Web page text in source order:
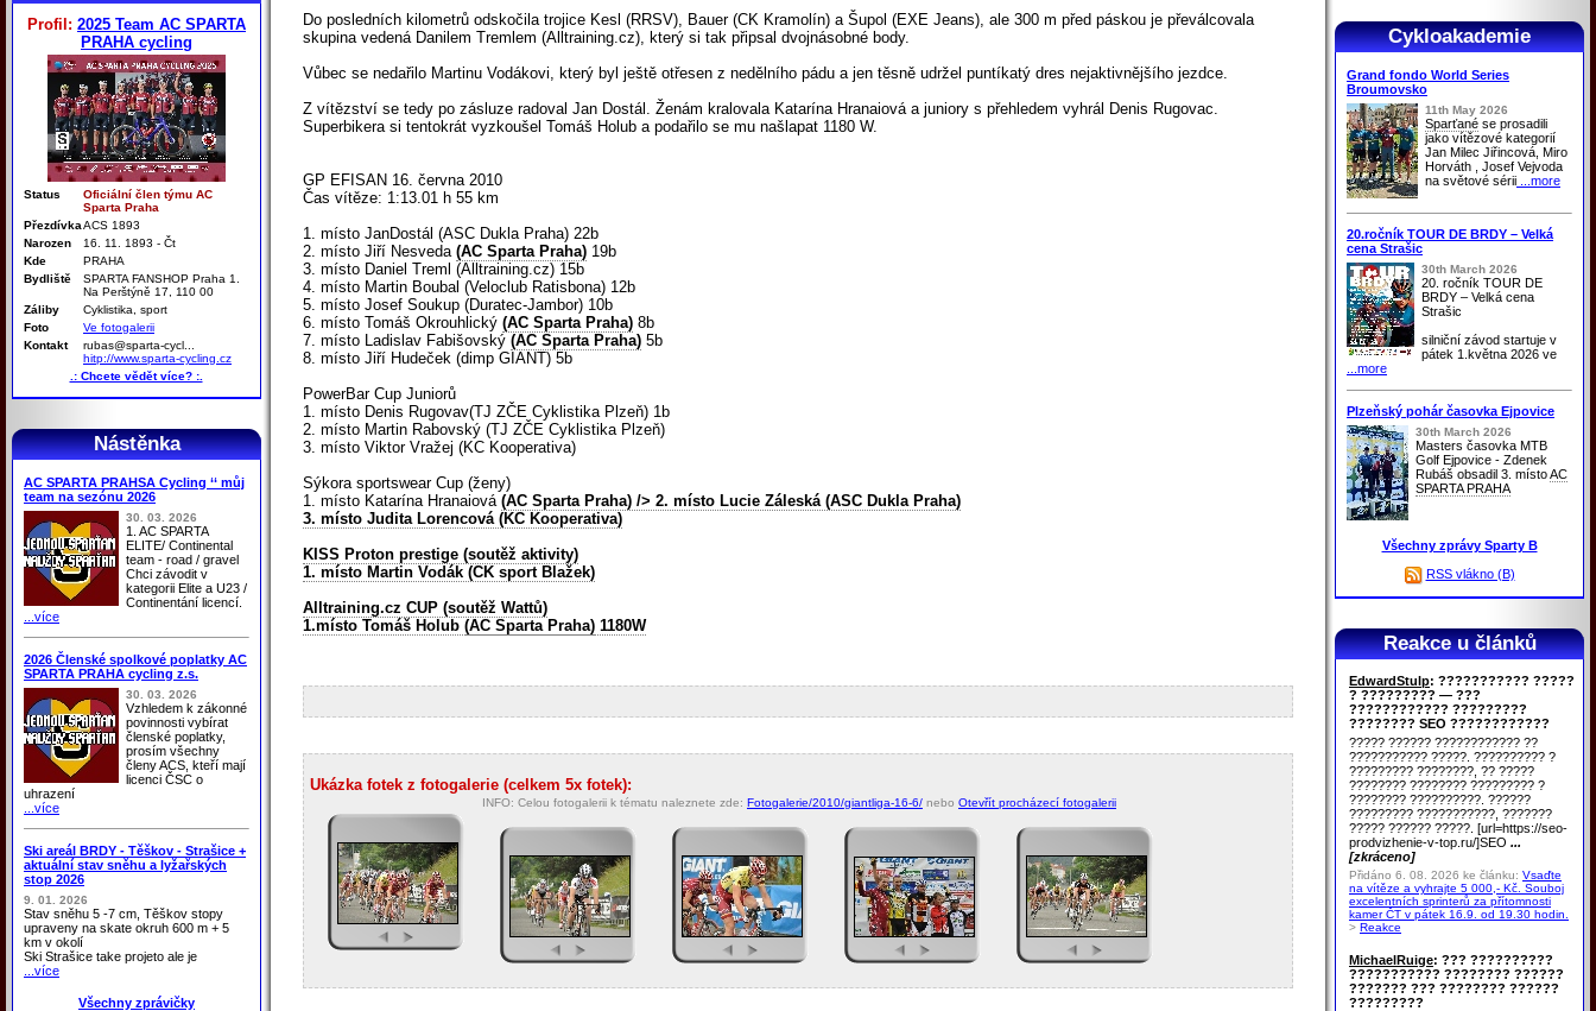
Profil: 2025 Team AC SPARTA
PRAHA cycling
Status
Oficiální člen týmu AC
Sparta Praha
PřezdívkaACS 1893
Narozen
16. 11. 1893 - Čt
Kde
PRAHA
Bydliště
SPARTA FANSHOP Praha 1.
Na Perštýně 17, 110 00
Záliby
Cyklistika, sport
Foto
Ve fotogalerii
Kontakt
rubas@sparta-cycl...
hitp://www.sparta-cycling.cz
.: Chcete vědět více? :.
Nástěnka
AC SPARTA PRAHSA Cycling ‘‘ můj
team na sezónu 2026
30. 03. 2026
1. AC SPARTA
ELITE/ Continental
team - road / gravel
Chci závodit v
kategorii Elite a U23 /
Continentání licencí.
...více
2026 Členské spolkové poplatky AC
SPARTA PRAHA cycling z.s.
30. 03. 2026
Vzhledem k zákonné
povinnosti vybírat
členské poplatky,
prosím všechny
členy ACS, kteří mají
licenci ČSC o
uhrazení
...více
Ski areál BRDY - Těškov - Strašice +
aktuální stav sněhu a lyžařských
stop 2026
9. 01. 2026
Stav sněhu 5 -7 cm, Těškov stopy
upraveny na skate okruh 600 m + 5
km v okolí
Ski Strašice take projeto ale je
...více
Všechny zprávičky
Do posledních kilometrů odskočila trojice Kesl (RRSV), Bauer (CK Kramolín) a Šupol (EXE Jeans), ale 300 m před páskou je převálcovala
skupina vedená Danilem Tremlem (Alltraining.cz), který si tak připsal dvojnásobné body.
Vůbec se nedařilo Martinu Vodákovi, který byl ještě otřesen z nedělního pádu a jen těsně udržel puntíkatý dres nejaktivnějšího jezdce.
Z vítězství se tedy po zásluze radoval Jan Dostál. Ženám kralovala Katarína Hranaiová a juniory s přehledem vyhrál Denis Rugovac.
Superbikera si tentokrát vyzkoušel Tomáš Holub a podařilo se mu našlapat 1180 W.
GP EFISAN 16. června 2010
Čas vítěze: 1:13.01 h 55 km
1. místo JanDostál (ASC Dukla Praha) 22b
2. místo Jiří Nesveda (AC Sparta Praha) 19b
3. místo Daniel Treml (Alltraining.cz) 15b
4. místo Martin Boubal (Veloclub Ratisbona) 12b
5. místo Josef Soukup (Duratec-Jambor) 10b
6. místo Tomáš Okrouhlický (AC Sparta Praha) 8b
7. místo Ladislav Fabišovský (AC Sparta Praha) 5b
8. místo Jiří Hudeček (dimp GIANT) 5b
PowerBar Cup Juniorů
1. místo Denis Rugovav(TJ ZČE Cyklistika Plzeň) 1b
2. místo Martin Rabovský (TJ ZČE Cyklistika Plzeň)
3. místo Viktor Vražej (KC Kooperativa)
Sýkora sportswear Cup (ženy)
1. místo Katarína Hranaiová (AC Sparta Praha) /> 2. místo Lucie Záleská (ASC Dukla Praha)
3. místo Judita Lorencová (KC Kooperativa)
KISS Proton prestige (soutěž aktivity)
1. místo Martin Vodák (CK sport Blažek)
Alltraining.cz CUP (soutěž Wattů)
1.místo Tomáš Holub (AC Sparta Praha) 1180W
Ukázka fotek z fotogalerie (celkem 5x fotek):
INFO: Celou fotogalerii k tématu naleznete zde: Fotogalerie/2010/giantliga-16-6/ nebo Otevřít procházecí fotogalerii
Cykloakademie
Grand fondo World Series
Broumovsko
11th May 2026
Sparťané se prosadili
jako vítězové kategorií
Jan Milec Jiřincová, Miro
Horváth , Josef Vejvoda
na světové sérii ...more
20.ročník TOUR DE BRDY – Velká
cena Strašic
30th March 2026
20. ročník TOUR DE
BRDY – Velká cena
Strašic
silniční závod startuje v
pátek 1.května 2026 ve
...more
Plzeňský pohár časovka Ejpovice
30th March 2026
Masters časovka MTB
Golf Ejpovice - Zdenek
Rubáš obsadil 3. místoAC
SPARTA PRAHA
Všechny zprávy Sparty B
RSS vlákno (B)
Reakce u článků
EdwardStulp: ??????????? ?????
? ????????? — ???
???????????? ?????????
???????? SEO ????????????
????? ?????? ???????????? ??
??????????? ?????. ?????????? ?
????????? ????????, ?? ?????
???????? ???????? ????????? ?
???????? ??????????. ??????
????????? ???????????, ???????
????? ?????? ?????. [url=https://seo-
prodvizhenie-v-top.ru/]SEO ...
[zkráceno]
Přidáno 6. 08. 2026 ke článku: Vsaďte
na vítěze a vyhrajte 5 000,- Kč. Souboj
excelentních sprinterů za přítomnosti
kamer ČT v pátek 16.9. od 19.30 hodin.
> Reakce
MichaelRuige: ??? ??????????
??????????? ???????? ??????
??????? ??? ???????? ??????
?????????